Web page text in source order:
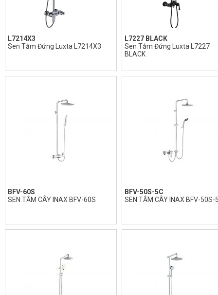
L7214X3
Sen Tắm Đứng Luxta L7214X3
L7227 BLACK
Sen Tắm Đứng Luxta L7227
BLACK
BFV-60S
SEN TẮM CÂY INAX BFV-60S
BFV-50S-5C
SEN TẮM CÂY INAX BFV-50S-